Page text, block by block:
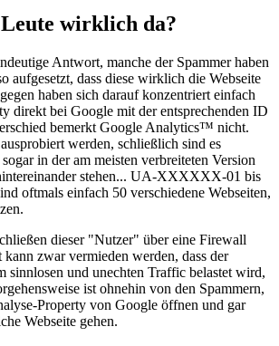
wirklich da?
Antwort, manche der Spammer haben
aufgesetzt, dass diese wirklich die Webseite
haben sich darauf konzentriert einfach
direkt bei Google mit der entsprechenden ID
bemerkt Google Analytics™ nicht.
werden, schließlich sind es
in der am meisten verbreiteten Version
stehen... UA-XXXXXX-01 bis
oftmals einfach 50 verschiedene Webseiten,
dieser "Nutzer" über eine Firewall
zwar vermieden werden, dass der
sinnlosen und unechten Traffic belastet wird,
ist ohnehin von den Spammern,
Property von Google öffnen und gar
Webseite gehen.